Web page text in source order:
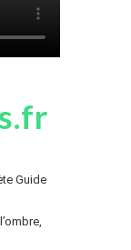
Guide